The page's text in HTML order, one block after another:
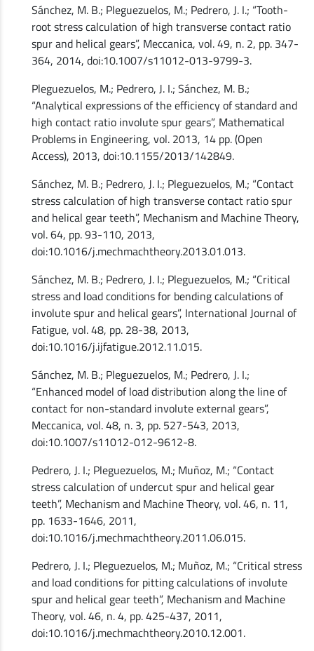
Sánchez, M. B.; Pleguezuelos, M.; Pedrero, J. I.; “Tooth-
root stress calculation of high transverse contact ratio
spur and helical gears”, Meccanica, vol. 49, n. 2, pp. 347-
364, 2014, doi:10.1007/s11012-013-9799-3.
Pleguezuelos, M.; Pedrero, J. I.; Sánchez, M. B.;
“Analytical expressions of the efficiency of standard and
high contact ratio involute spur gears”, Mathematical
Problems in Engineering, vol. 2013, 14 pp. (Open
Access), 2013, doi:10.1155/2013/142849.
Sánchez, M. B.; Pedrero, J. I.; Pleguezuelos, M.; “Contact
stress calculation of high transverse contact ratio spur
and helical gear teeth”, Mechanism and Machine Theory,
vol. 64, pp. 93-110, 2013,
doi:10.1016/j.mechmachtheory.2013.01.013.
Sánchez, M. B.; Pedrero, J. I.; Pleguezuelos, M.; “Critical
stress and load conditions for bending calculations of
involute spur and helical gears”, International Journal of
Fatigue, vol. 48, pp. 28-38, 2013,
doi:10.1016/j.ijfatigue.2012.11.015.
Sánchez, M. B.; Pleguezuelos, M.; Pedrero, J. I.;
“Enhanced model of load distribution along the line of
contact for non-standard involute external gears”,
Meccanica, vol. 48, n. 3, pp. 527-543, 2013,
doi:10.1007/s11012-012-9612-8.
Pedrero, J. I.; Pleguezuelos, M.; Muñoz, M.; “Contact
stress calculation of undercut spur and helical gear
teeth”, Mechanism and Machine Theory, vol. 46, n. 11,
pp. 1633-1646, 2011,
doi:10.1016/j.mechmachtheory.2011.06.015.
Pedrero, J. I.; Pleguezuelos, M.; Muñoz, M.; “Critical stress
and load conditions for pitting calculations of involute
spur and helical gear teeth”, Mechanism and Machine
Theory, vol. 46, n. 4, pp. 425-437, 2011,
doi:10.1016/j.mechmachtheory.2010.12.001.